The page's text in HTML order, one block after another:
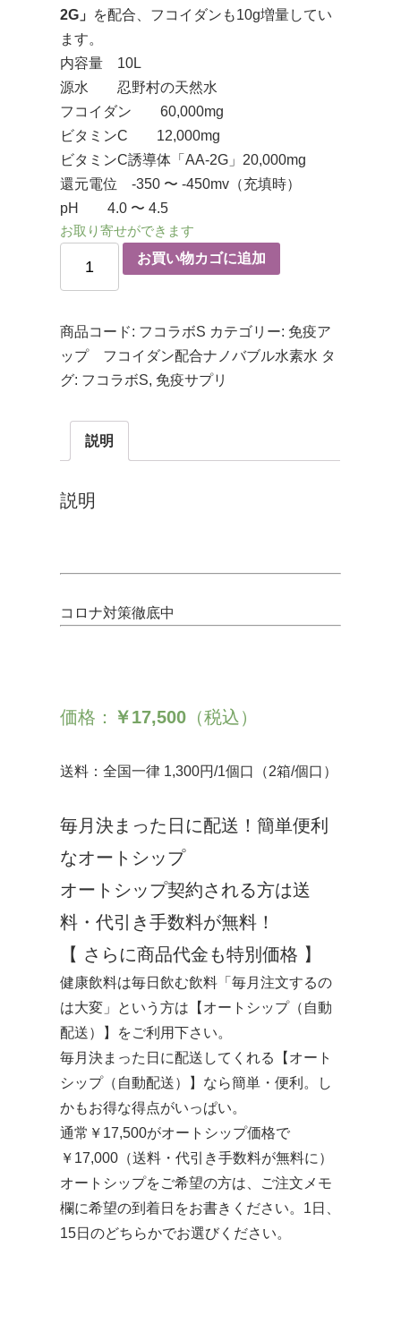
2G」
を配合、フコイダンも10g増量してい
ます。
内容量 10L
源水 忍野村の天然水
フコイダン 60,000mg
ビタミンC 12,000mg
ビタミンC誘導体「AA-2G」20,000mg
還元電位 -350 〜 -450mv（充填時）
pH 4.0 〜 4.5
お取り寄せができます
お買い物カゴに追加
商品コード: フコラボS カテゴリー: 免疫ア
ップ フコイダン配合ナノバブル水素水 タ
グ: フコラボS, 免疫サプリ
説明
説明
コロナ対策徹底中
価格： ￥17,500 （税込）
送料：全国一律 1,300円/1個口（2箱/個口）
毎月決まった日に配送！簡単便利
なオートシップ
オートシップ契約される方は送
料・代引き手数料が無料！
【 さらに商品代金も特別価格 】
健康飲料は毎日飲む飲料「毎月注文するの
は大変」という方は【オートシップ（自動
配送）】をご利用下さい。
毎月決まった日に配送してくれる【オート
シップ（自動配送）】なら簡単・便利。し
かもお得な得点がいっぱい。
通常￥17,500がオートシップ価格で
￥17,000（送料・代引き手数料が無料に）
オートシップをご希望の方は、ご注文メモ
欄に希望の到着日をお書きください。1日、
15日のどちらかでお選びください。